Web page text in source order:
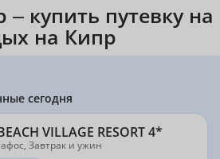
купить путевку на
на Кипр
сегодня
VILLAGE RESORT 4*
Завтрак и ужин